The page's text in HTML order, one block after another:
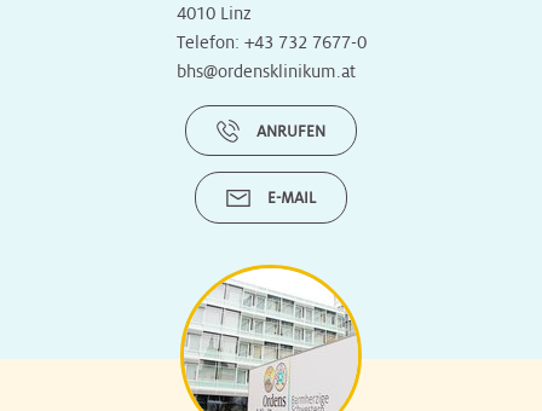
4010 Linz
Telefon: +43 732 7677-0
bhs@ordensklinikum.at
ANRUFEN
E-MAIL